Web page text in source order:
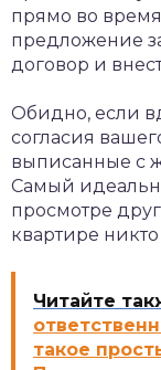
прямо во время
предложение
договор и
Обидно, если
согласия
выписанные с
Самый
просмотре
квартире
Читайте
такое